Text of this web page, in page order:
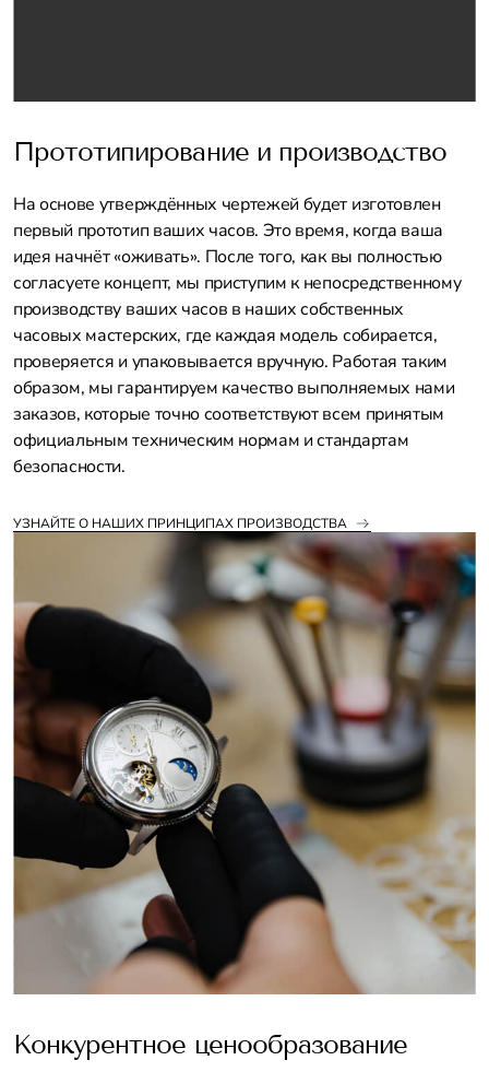
Прототипирование и производство
На основе утверждённых чертежей будет изготовлен
первый прототип ваших часов. Это время, когда ваша
идея начнёт «оживать». После того, как вы полностью
согласуете концепт, мы приступим к непосредственному
производству ваших часов в наших собственных
часовых мастерских, где каждая модель собирается,
проверяется и упаковывается вручную. Работая таким
образом, мы гарантируем качество выполняемых нами
заказов, которые точно соответствуют всем принятым
официальным техническим нормам и стандартам
безопасности.
УЗНАЙТЕ О НАШИХ ПРИНЦИПАХ ПРОИЗВОДСТВА
Конкурентное ценообразование